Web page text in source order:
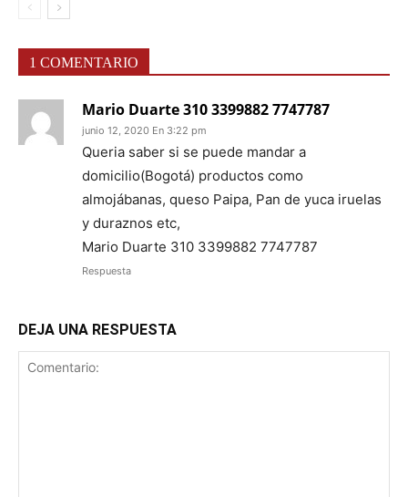
1 COMENTARIO
Mario Duarte 310 3399882 7747787
junio 12, 2020 En 3:22 pm
Queria saber si se puede mandar a
domicilio(Bogotá) productos como
almojábanas, queso Paipa, Pan de yuca iruelas
y duraznos etc,
Mario Duarte 310 3399882 7747787
Respuesta
DEJA UNA RESPUESTA